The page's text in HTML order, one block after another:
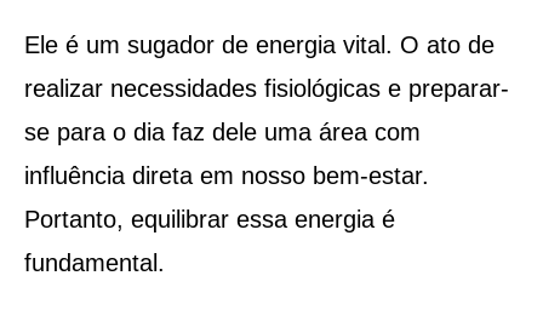
Ele é um sugador de energia vital. O ato de
realizar necessidades fisiológicas e preparar-
se para o dia faz dele uma área com
influência direta em nosso bem-estar.
Portanto, equilibrar essa energia é
fundamental.